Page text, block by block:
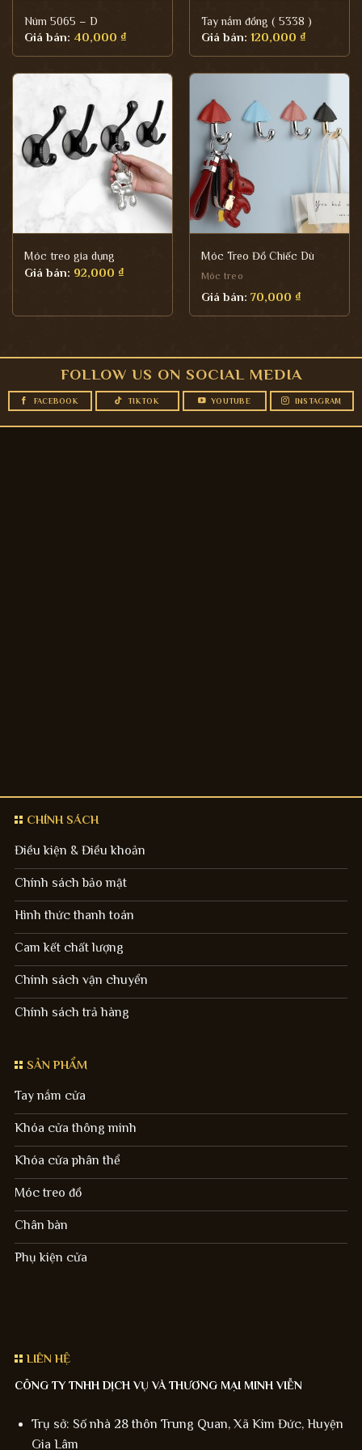
Núm 5065 – D
Giá bán: 40,000 ₫
Tay nắm đồng ( 5338 )
Giá bán: 120,000 ₫
Móc treo gia dụng
Giá bán: 92,000 ₫
Móc Treo Đồ Chiếc Dù
Móc treo
Giá bán: 70,000 ₫
FOLLOW US ON SOCIAL MEDIA
FACEBOOK TIKTOK YOUTUBE INSTAGRAM
CHÍNH SÁCH
Điều kiện & Điều khoản
Chính sách bảo mật
Hình thức thanh toán
Cam kết chất lượng
Chính sách vận chuyển
Chính sách trả hàng
SẢN PHẨM
Tay nắm cửa
Khóa cửa thông minh
Khóa cửa phân thể
Móc treo đồ
Chân bàn
Phụ kiện cửa
LIÊN HỆ
CÔNG TY TNHH DỊCH VỤ VÀ THƯƠNG MẠI MINH VIỄN
Trụ sở: Số nhà 28 thôn Trung Quan, Xã Kim Đức, Huyện
Gia Lâm